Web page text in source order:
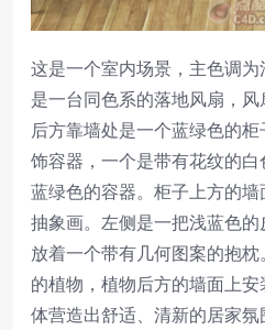
这是一个室内场景，主色调
是一台同色系的落地风扇，风
后方靠墙处是一个蓝绿色的
饰容器，一个是带有花纹的
蓝绿色的容器。柜子上方的
抽象画。左侧是一把浅蓝色
放着一个带有几何图案的抱
的植物，植物后方的墙面上
体营造出舒适、清新的居家氛